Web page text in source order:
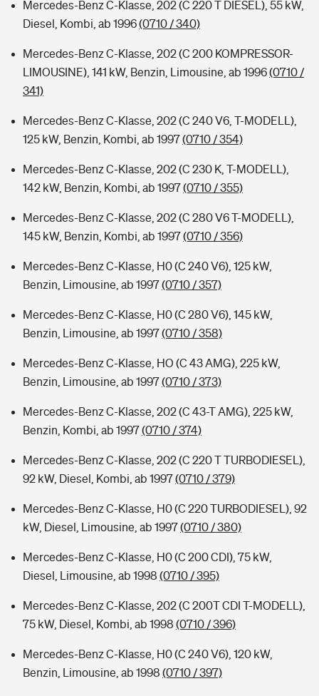
Mercedes-Benz C-Klasse, 202 (C 220 T DIESEL), 55 kW,
Diesel, Kombi, ab 1996(0710 / 340)
Mercedes-Benz C-Klasse, 202 (C 200 KOMPRESSOR-
LIMOUSINE), 141 kW, Benzin, Limousine, ab 1996(0710 /
341)
Mercedes-Benz C-Klasse, 202 (C 240 V6, T-MODELL),
125 kW, Benzin, Kombi, ab 1997(0710 / 354)
Mercedes-Benz C-Klasse, 202 (C 230 K, T-MODELL),
142 kW, Benzin, Kombi, ab 1997(0710 / 355)
Mercedes-Benz C-Klasse, 202 (C 280 V6 T-MODELL),
145 kW, Benzin, Kombi, ab 1997(0710 / 356)
Mercedes-Benz C-Klasse, H0 (C 240 V6), 125 kW,
Benzin, Limousine, ab 1997(0710 / 357)
Mercedes-Benz C-Klasse, H0 (C 280 V6), 145 kW,
Benzin, Limousine, ab 1997(0710 / 358)
Mercedes-Benz C-Klasse, HO (C 43 AMG), 225 kW,
Benzin, Limousine, ab 1997(0710 / 373)
Mercedes-Benz C-Klasse, 202 (C 43-T AMG), 225 kW,
Benzin, Kombi, ab 1997(0710 / 374)
Mercedes-Benz C-Klasse, 202 (C 220 T TURBODIESEL),
92 kW, Diesel, Kombi, ab 1997(0710 / 379)
Mercedes-Benz C-Klasse, H0 (C 220 TURBODIESEL), 92
kW, Diesel, Limousine, ab 1997(0710 / 380)
Mercedes-Benz C-Klasse, H0 (C 200 CDI), 75 kW,
Diesel, Limousine, ab 1998 (0710 / 395)
Mercedes-Benz C-Klasse, 202 (C 200T CDI T-MODELL),
75 kW, Diesel, Kombi, ab 1998 (0710 / 396)
Mercedes-Benz C-Klasse, H0 (C 240 V6), 120 kW,
Benzin, Limousine, ab 1998 (0710 / 397)